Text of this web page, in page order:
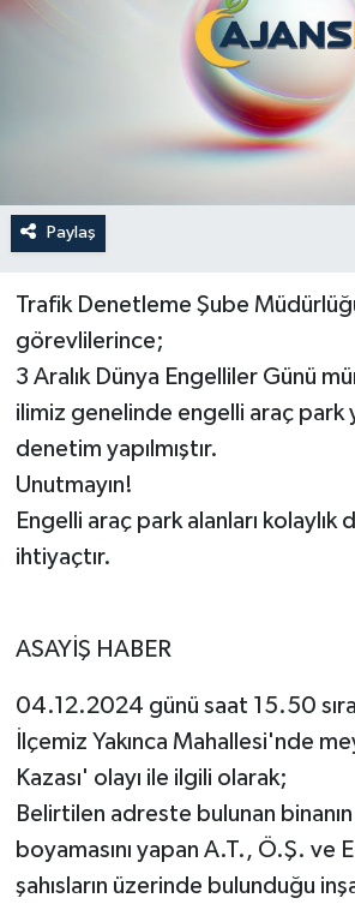
Paylaş
Trafik Denetleme Şube
görevlilerince;
3 Aralık Dünya Engelliler Günü
ilimiz genelinde engelli araç park
denetim yapılmıştır.
Unutmayın!
Engelli araç park alanları kolaylık
ihtiyaçtır.
ASAYİŞ HABER
04.12.2024 günü saat 15.50
İlçemiz Yakınca Mahallesi'nde
Kazası' olayı ile ilgili olarak;
Belirtilen adreste bulunan
boyamasını yapan A.T., Ö.Ş. ve
şahısların üzerinde bulunduğu
Teknoloji